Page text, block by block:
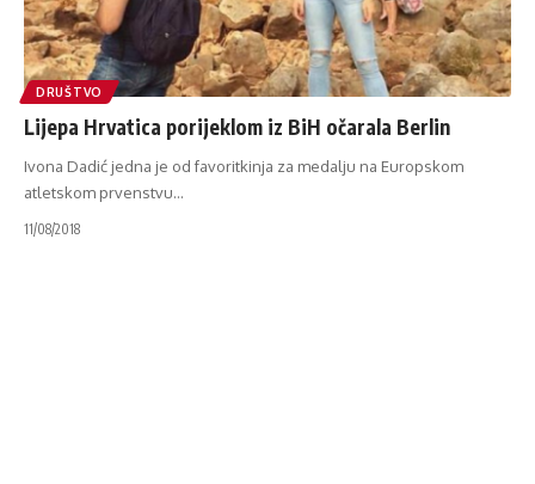
DRUŠTVO
Lijepa Hrvatica porijeklom iz BiH očarala Berlin
Ivona Dadić jedna je od favoritkinja za medalju na Europskom
atletskom prvenstvu…
11/08/2018